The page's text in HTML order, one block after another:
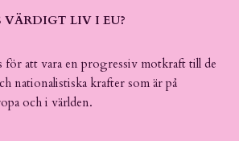
VÄRDIGT LIV I EU?
att vara en progressiv motkraft till de
nationalistiska krafter som är på
och i världen.